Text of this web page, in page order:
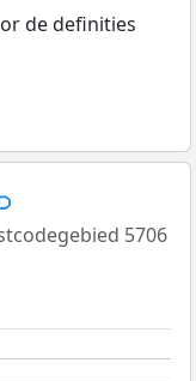
de definities
5706